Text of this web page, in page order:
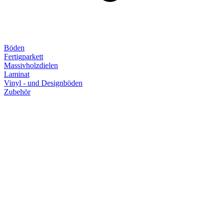
Böden
Fertigparkett
Massivholzdielen
Laminat
Vinyl - und Designböden
Zubehör